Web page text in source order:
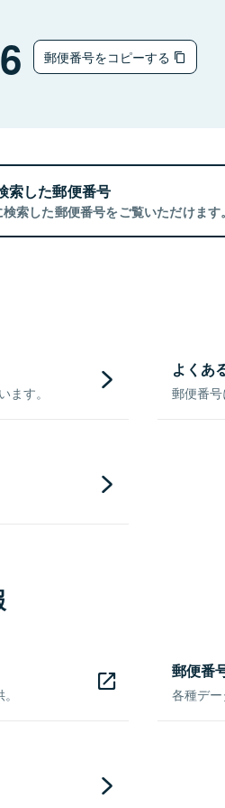
郵便番号をコピーする
索した郵便番号
索した郵便番号をご覧いただけます。
す。
よくあ
郵便番号
郵便番
各種デ